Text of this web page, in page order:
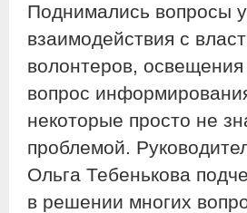
Поднимались вопросы
взаимодействия с
волонтеров,
вопрос
некоторые просто не
проблемой.
Ольга Тебенькова
в решении многих